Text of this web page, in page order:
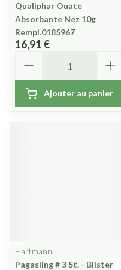
Qualiphar Ouate
Absorbante Nez 10g
Rempl.0185967
16,91 €
Ajouter au panier
Hartmann
Pagasling # 3 St. - Blister